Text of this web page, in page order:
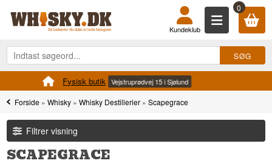
0
Kundeklub
Fysisk butik Vejstruprødvej 15 i Sjølund
Forside »Whisky »Whisky Destillerier »Scapegrace
Filtrer visning
SCAPEGRACE